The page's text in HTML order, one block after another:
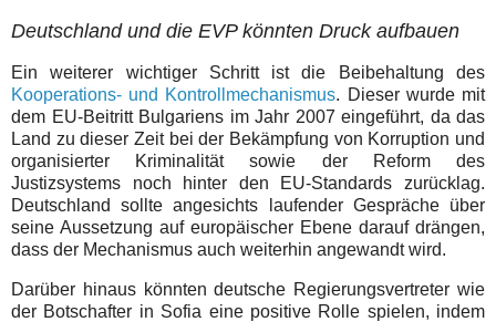
Deutschland und die EVP könnten Druck aufbauen
Ein weiterer wichtiger Schritt ist die Beibehaltung des
Kooperations- und Kontrollmechanismus. Dieser wurde mit
dem EU-Beitritt Bulgariens im Jahr 2007 eingeführt, da das
Land zu dieser Zeit bei der Bekämpfung von Korruption und
organisierter Kriminalität sowie der Reform des
Justizsystems noch hinter den EU-Standards zurücklag.
Deutschland sollte angesichts laufender Gespräche über
seine Aussetzung auf europäischer Ebene darauf drängen,
dass der Mechanismus auch weiterhin angewandt wird.
Darüber hinaus könnten deutsche Regierungsvertreter wie
der Botschafter in Sofia eine positive Rolle spielen, indem